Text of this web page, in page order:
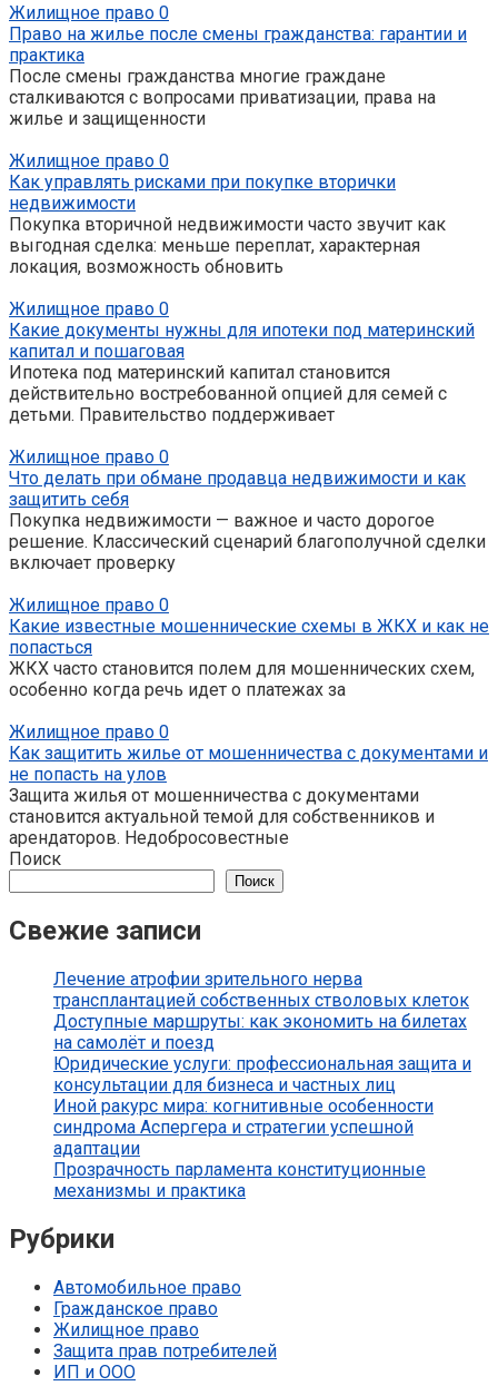
Жилищное право 0
Право на жилье после смены гражданства: гарантии и
практика
После смены гражданства многие граждане
сталкиваются с вопросами приватизации, права на
жилье и защищенности
Жилищное право 0
Как управлять рисками при покупке вторички
недвижимости
Покупка вторичной недвижимости часто звучит как
выгодная сделка: меньше переплат, характерная
локация, возможность обновить
Жилищное право 0
Какие документы нужны для ипотеки под материнский
капитал и пошаговая
Ипотека под материнский капитал становится
действительно востребованной опцией для семей с
детьми. Правительство поддерживает
Жилищное право 0
Что делать при обмане продавца недвижимости и как
защитить себя
Покупка недвижимости — важное и часто дорогое
решение. Классический сценарий благополучной сделки
включает проверку
Жилищное право 0
Какие известные мошеннические схемы в ЖКХ и как не
попасться
ЖКХ часто становится полем для мошеннических схем,
особенно когда речь идет о платежах за
Жилищное право 0
Как защитить жилье от мошенничества с документами и
не попасть на улов
Защита жилья от мошенничества с документами
становится актуальной темой для собственников и
арендаторов. Недобросовестные
Поиск
Поиск
Свежие записи
Лечение атрофии зрительного нерва
трансплантацией собственных стволовых клеток
Доступные маршруты: как экономить на билетах
на самолёт и поезд
Юридические услуги: профессиональная защита и
консультации для бизнеса и частных лиц
Иной ракурс мира: когнитивные особенности
синдрома Аспергера и стратегии успешной
адаптации
Прозрачность парламента конституционные
механизмы и практика
Рубрики
Автомобильное право
Гражданское право
Жилищное право
Защита прав потребителей
ИП и ООО